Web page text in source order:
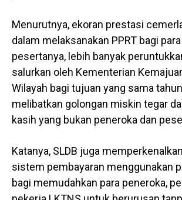
Menurutnya, ekoran prestasi
dalam melaksanakan PPRT bagi
pesertanya, lebih banyak
salurkan oleh Kementerian
Wilayah bagi tujuan yang sama
melibatkan golongan miskin tegar
kasih yang bukan peneroka dan
Katanya, SLDB juga
sistem pembayaran menggunakan
bagi memudahkan para peneroka,